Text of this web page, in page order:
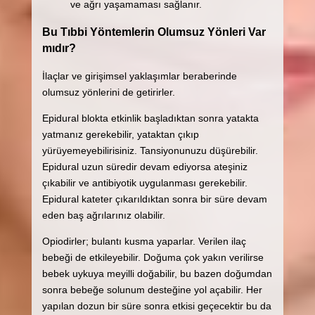
ve ağrı yaşamaması sağlanır.
Bu Tıbbi Yöntemlerin Olumsuz Yönleri Var
mıdır?
İlaçlar ve girişimsel yaklaşımlar beraberinde
olumsuz yönlerini de getirirler.
Epidural blokta etkinlik başladıktan sonra yatakta
yatmanız gerekebilir, yataktan çıkıp
yürüyemeyebilirisiniz. Tansiyonunuzu düşürebilir.
Epidural uzun süredir devam ediyorsa ateşiniz
çıkabilir ve antibiyotik uygulanması gerekebilir.
Epidural kateter çıkarıldıktan sonra bir süre devam
eden baş ağrılarınız olabilir.
Opiodirler; bulantı kusma yaparlar. Verilen ilaç
bebeği de etkileyebilir. Doğuma çok yakın verilirse
bebek uykuya meyilli doğabilir, bu bazen doğumdan
sonra bebeğe solunum desteğine yol açabilir. Her
yapılan dozun bir süre sonra etkisi geçecektir bu da